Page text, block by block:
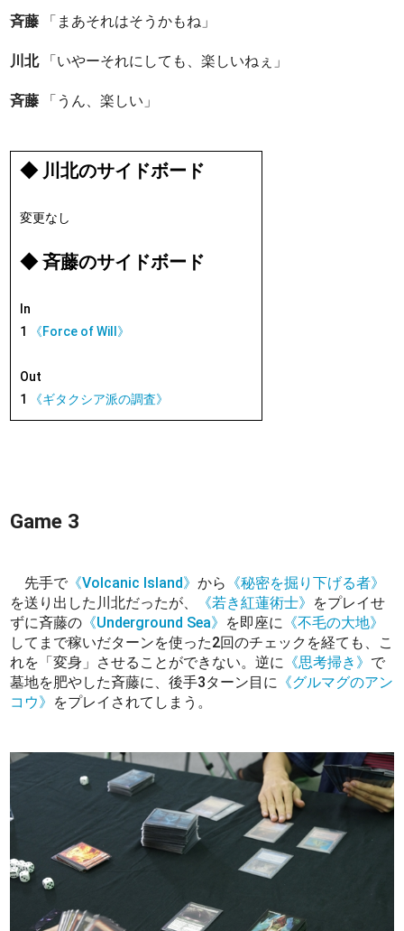
斉藤 「まあそれはそうかもね」
川北 「いやーそれにしても、楽しいねぇ」
斉藤 「うん、楽しい」
◆ 川北のサイドボード
変更なし
◆ 斉藤のサイドボード
In
1
《Force of Will》
Out
1
《ギタクシア派の調査》
Game 3
先手で 《Volcanic Island》から 《秘密を掘り下げる者》
を送り出した川北だったが、
《若き紅蓮術士》 をプレイせ
ずに斉藤の 《Underground Sea》 を即座に 《不毛の大地》
してまで稼いだターンを使った2回のチェックを経ても、こ
れを「変身」させることができない。逆に 《思考掃き》 で
墓地を肥やした斉藤に、後手3ターン目に 《グルマグのアン
コウ》 をプレイされてしまう。